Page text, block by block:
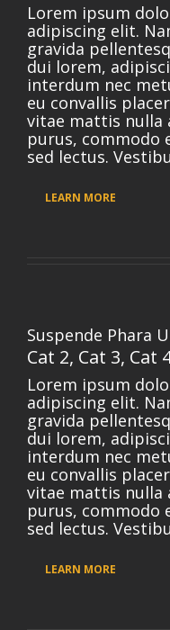
Lorem ipsum
adipiscing elit.
gravida
dui lorem,
interdum nec
eu convallis
vitae mattis nulla
purus, commodo
sed lectus.
LEARN MORE
Suspende Phara
Cat 2, Cat 3, Cat
Lorem ipsum
adipiscing elit.
gravida
dui lorem,
interdum nec
eu convallis
vitae mattis nulla
purus, commodo
sed lectus.
LEARN MORE